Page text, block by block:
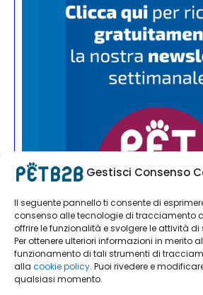
Gestisci Consenso
Il seguente pannello ti consente di
consenso alle tecnologie di tracciamento
offrire le funzionalità e svolgere le attività
Per ottenere ulteriori informazioni in merito
funzionamento di tali strumenti di
alla cookie policy. Puoi rivedere e
qualsiasi momento.